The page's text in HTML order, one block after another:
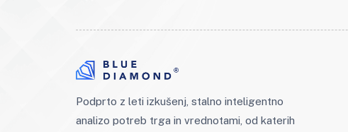
Podprto z leti izkušenj, stalno inteligentno
analizo potreb trga in vrednotami, od katerih